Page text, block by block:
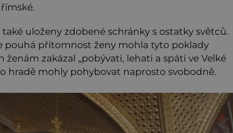
uloženy zdobené schránky s ostatky světců.
pouhá přítomnost ženy mohla tyto poklady
ženám zakázal „pobývati, lehati a spáti ve Velké
hradě mohly pohybovat naprosto svobodně.